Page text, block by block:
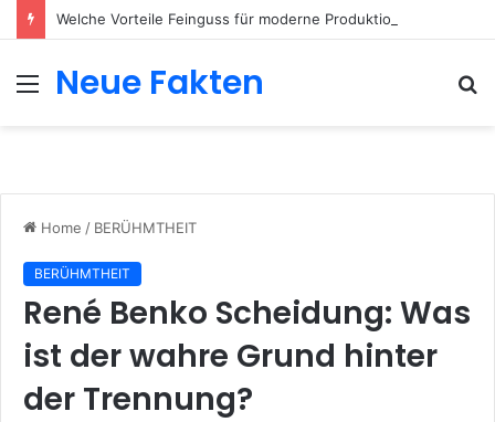
Menu
Neue Fakten
Home / BERÜHMTHEIT
BERÜHMTHEIT
René Benko Scheidung: Was
ist der wahre Grund hinter
der Trennung?